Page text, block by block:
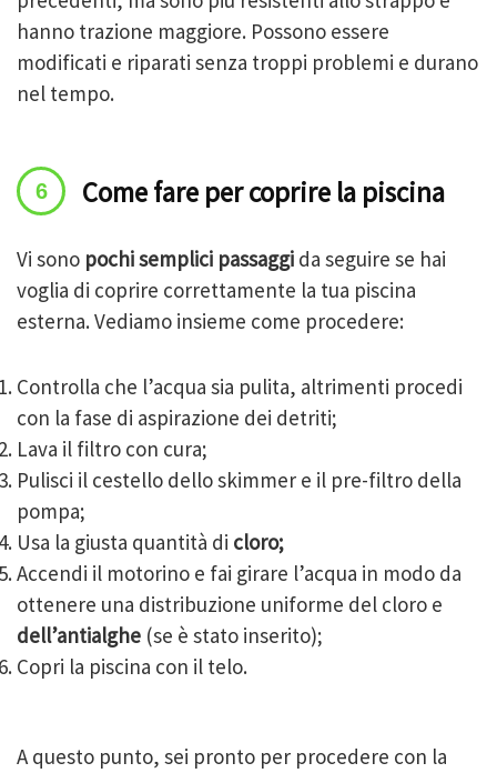
hanno trazione maggiore. Possono essere
modificati e riparati senza troppi problemi e durano
nel tempo.
Come fare per coprire la piscina
Vi sono pochi semplici passaggi da seguire se hai
voglia di coprire correttamente la tua piscina
esterna. Vediamo insieme come procedere:
Controlla che l’acqua sia pulita, altrimenti procedi
con la fase di aspirazione dei detriti;
Lava il filtro con cura;
Pulisci il cestello dello skimmer e il pre-filtro della
pompa;
Usa la giusta quantità di cloro;
Accendi il motorino e fai girare l’acqua in modo da
ottenere una distribuzione uniforme del cloro e
dell’antialghe (se è stato inserito);
Copri la piscina con il telo.
A questo punto, sei pronto per procedere con la